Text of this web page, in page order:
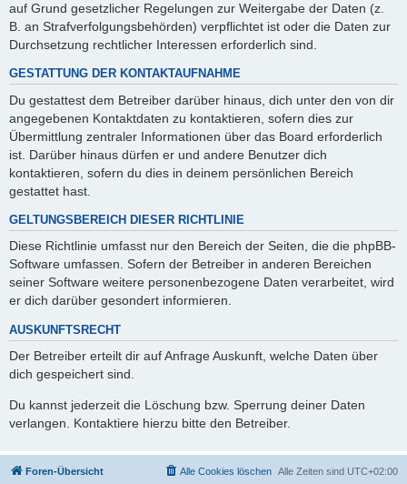
auf Grund gesetzlicher Regelungen zur Weitergabe der Daten (z.
B. an Strafverfolgungsbehörden) verpflichtet ist oder die Daten zur
Durchsetzung rechtlicher Interessen erforderlich sind.
GESTATTUNG DER KONTAKTAUFNAHME
Du gestattest dem Betreiber darüber hinaus, dich unter den von dir
angegebenen Kontaktdaten zu kontaktieren, sofern dies zur
Übermittlung zentraler Informationen über das Board erforderlich
ist. Darüber hinaus dürfen er und andere Benutzer dich
kontaktieren, sofern du dies in deinem persönlichen Bereich
gestattet hast.
GELTUNGSBEREICH DIESER RICHTLINIE
Diese Richtlinie umfasst nur den Bereich der Seiten, die die phpBB-
Software umfassen. Sofern der Betreiber in anderen Bereichen
seiner Software weitere personenbezogene Daten verarbeitet, wird
er dich darüber gesondert informieren.
AUSKUNFTSRECHT
Der Betreiber erteilt dir auf Anfrage Auskunft, welche Daten über
dich gespeichert sind.
Du kannst jederzeit die Löschung bzw. Sperrung deiner Daten
verlangen. Kontaktiere hierzu bitte den Betreiber.
Foren-Übersicht Alle Zeiten sind UTC+02:00
Alle Cookies löschen